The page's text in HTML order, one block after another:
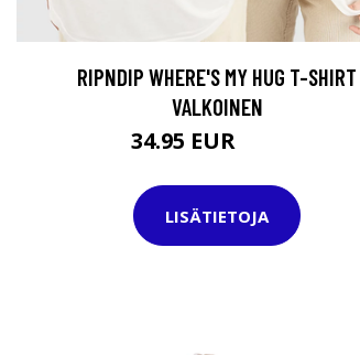
RIPNDIP WHERE'S MY HUG T-SHIRT
VALKOINEN
34.95 EUR
LISÄTIETOJA